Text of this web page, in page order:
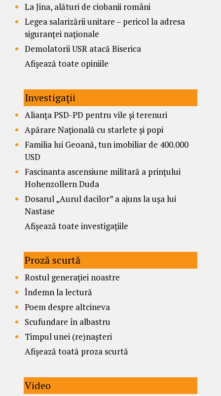
La Jina, alături de ciobanii români
Legea salarizării unitare – pericol la adresa
siguranței naționale
Demolatorii USR atacă Biserica
Afișează toate opiniile
Investigații
Alianța PSD-PD pentru vile și terenuri
Apărare Națională cu starlete și popi
Familia lui Geoană, tun imobiliar de 400.000
USD
Fascinanta ascensiune militară a prințului
Hohenzollern Duda
Dosarul „Aurul dacilor” a ajuns la ușa lui
Nastase
Afișează toate investigațiile
Proză scurtă
Rostul generației noastre
Îndemn la lectură
Poem despre altcineva
Scufundare în albastru
Timpul unei (re)nașteri
Afișează toată proza scurtă
Video